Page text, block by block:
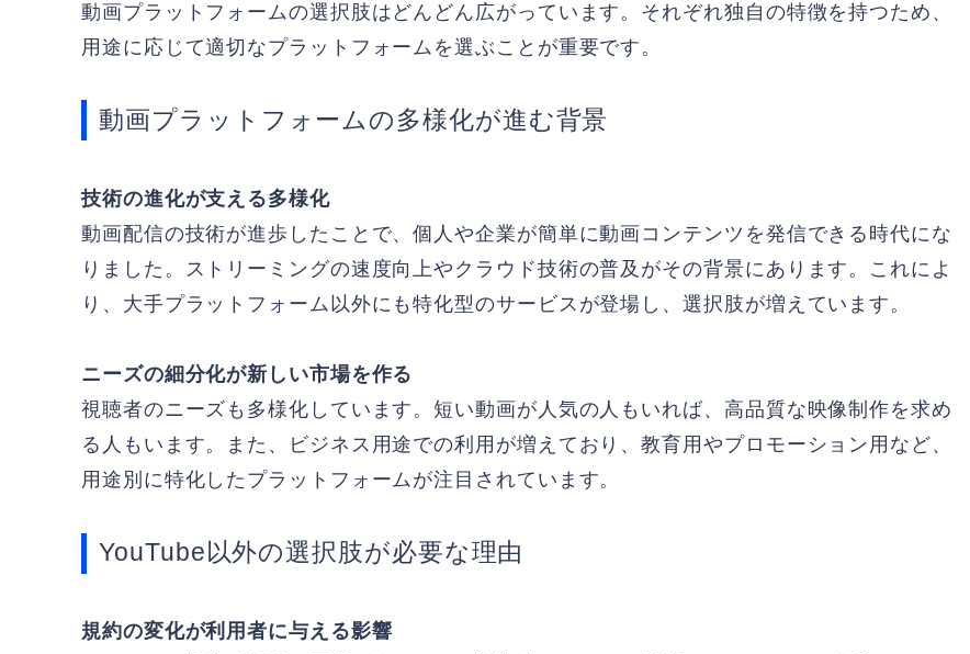
動画プラットフォームの選択肢はどんどん広がっています。それぞれ独自の特徴を持つため、
用途に応じて適切なプラットフォームを選ぶことが重要です。
動画プラットフォームの多様化が進む背景
技術の進化が支える多様化
動画配信の技術が進歩したことで、個人や企業が簡単に動画コンテンツを発信できる時代にな
りました。ストリーミングの速度向上やクラウド技術の普及がその背景にあります。これによ
り、大手プラットフォーム以外にも特化型のサービスが登場し、選択肢が増えています。
ニーズの細分化が新しい市場を作る
視聴者のニーズも多様化しています。短い動画が人気の人もいれば、高品質な映像制作を求め
る人もいます。また、ビジネス用途での利用が増えており、教育用やプロモーション用など、
用途別に特化したプラットフォームが注目されています。
YouTube以外の選択肢が必要な理由
規約の変化が利用者に与える影響